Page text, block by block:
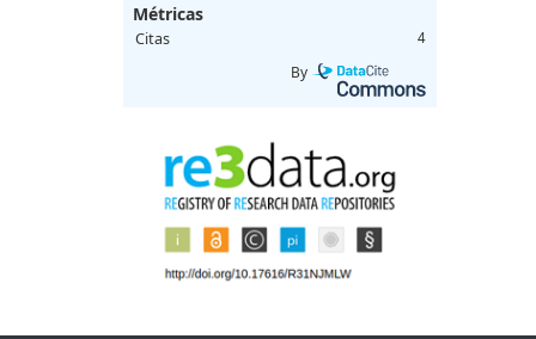
Métricas
Citas 4
By